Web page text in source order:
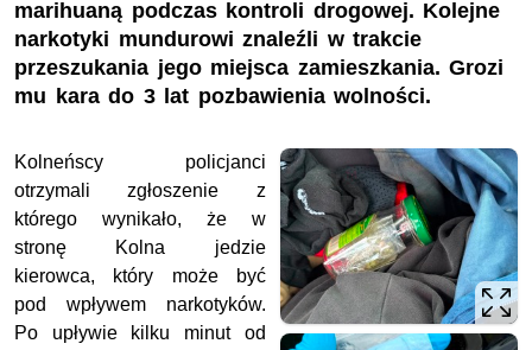
marihuaną podczas kontroli drogowej. Kolejne
narkotyki mundurowi znaleźli w trakcie
przeszukania jego miejsca zamieszkania. Grozi
mu kara do 3 lat pozbawienia wolności.
Kolneńscy policjanci
otrzymali zgłoszenie z
którego wynikało, że w
stronę Kolna jedzie
kierowca, który może być
pod wpływem narkotyków.
Po upływie kilku minut od